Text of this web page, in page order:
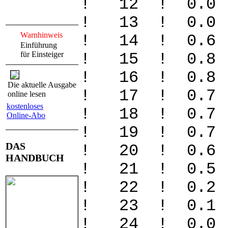
Warnhinweis
Einführung
für Einsteiger
Die aktuelle Ausgabe
online lesen
kostenloses
Online-Abo
DAS
HANDBUCH
! 12 !
! 13 !
! 14 !
! 15 !
! 16 !
! 17 !
! 18 !
! 19 !
! 20 !
! 21 !
! 22 !
! 23 !